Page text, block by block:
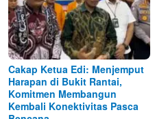
Cakap Ketua Edi: Menjemput
Harapan di Bukit Rantai,
Komitmen Membangun
Kembali Konektivitas Pasca